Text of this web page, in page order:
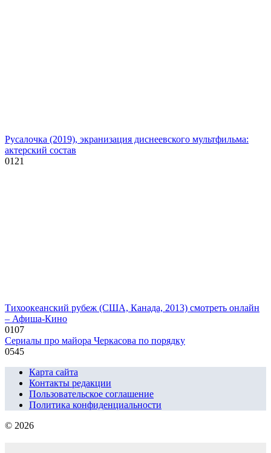
Русалочка (2019), экранизация диснеевского мультфильма:
актерский состав
0121
Тихоокеанский рубеж (США, Канада, 2013) смотреть онлайн
– Афиша-Кино
0107
Сериалы про майора Черкасова по порядку
0545
Карта сайта
Контакты редакции
Пользовательское соглашение
Политика конфиденциальности
© 2026